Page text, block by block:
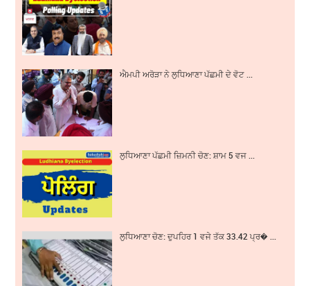
ਐਮਪੀ ਅਰੋੜਾ ਨੇ ਲੁਧਿਆਣਾ ਪੱਛਮੀ ਦੇ ਵੋਟ ...
ਲੁਧਿਆਣਾ ਪੱਛਮੀ ਜ਼ਿਮਨੀ ਚੋਣ: ਸ਼ਾਮ 5 ਵਜ ...
ਲੁਧਿਆਣਾ ਚੋਣ: ਦੁਪਹਿਰ 1 ਵਜੇ ਤੱਕ 33.42 ਪ੍ਰ� ...